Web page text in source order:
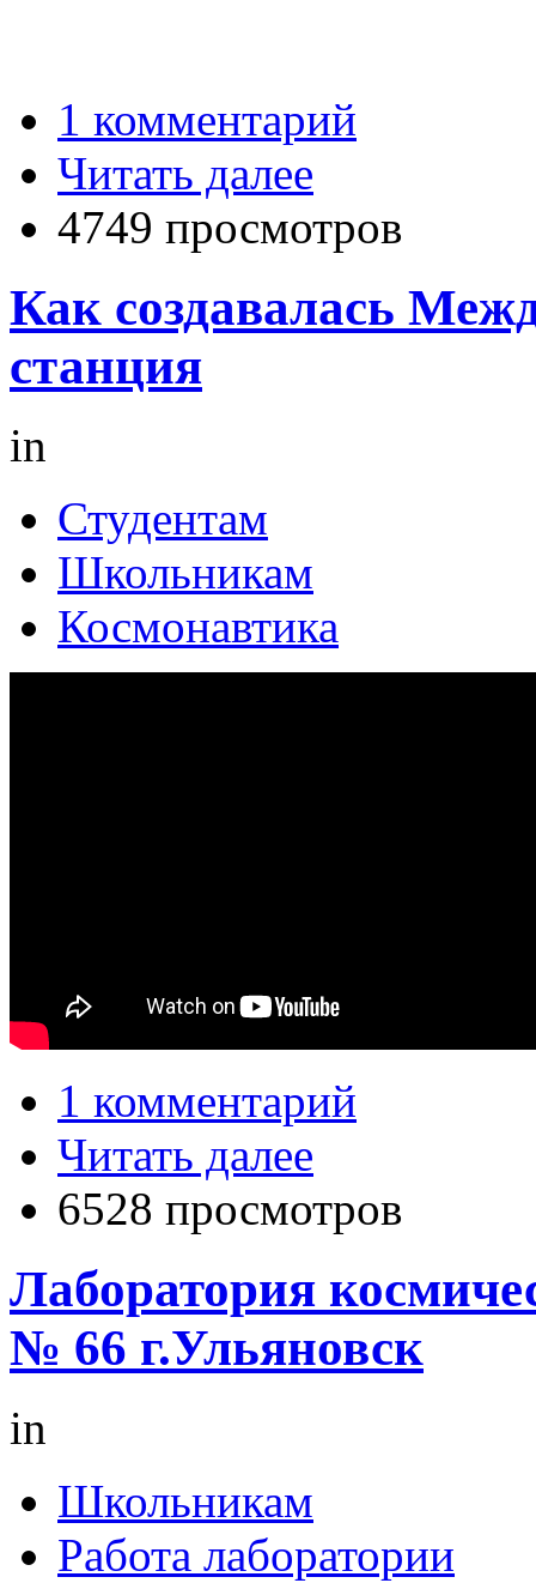
1 комментарий
Читать далее
4749 просмотров
Как создавалась
станция
in
Студентам
Школьникам
Космонавтика
1 комментарий
Читать далее
6528 просмотров
Лаборатория
№ 66 г.Ульяновск
in
Школьникам
Работа лаборатории